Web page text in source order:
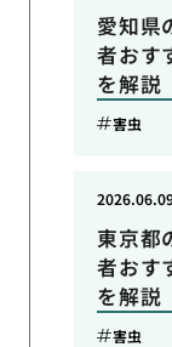
愛知県
者おす
を解説
害虫
東京都
者おす
を解説
害虫